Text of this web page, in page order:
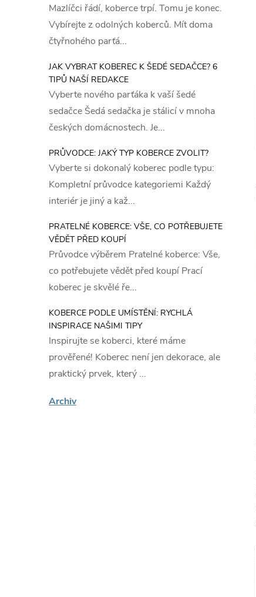
Mazlíčci řádí, koberce trpí. Tomu je konec.
Vybírejte z odolných koberců. Mít doma
čtyřnohého parťá...
JAK VYBRAT KOBEREC K ŠEDÉ SEDAČCE? 6
TIPŮ NAŠÍ REDAKCE
Vyberte nového parťáka k vaší šedé
sedačce Šedá sedačka je stálicí v mnoha
českých domácnostech. Je...
PRŮVODCE: JAKÝ TYP KOBERCE ZVOLIT?
Vyberte si dokonalý koberec podle typu:
Kompletní průvodce kategoriemi Každý
interiér je jiný a kaž...
PRATELNÉ KOBERCE: VŠE, CO POTŘEBUJETE
VĚDĚT PŘED KOUPÍ
Průvodce výběrem Pratelné koberce: Vše,
co potřebujete vědět před koupí Prací
koberec je skvělé ře...
KOBERCE PODLE UMÍSTĚNÍ: RYCHLÁ
INSPIRACE NAŠIMI TIPY
Inspirujte se koberci, které máme
prověřené! Koberec není jen dekorace, ale
praktický prvek, který ...
Archiv